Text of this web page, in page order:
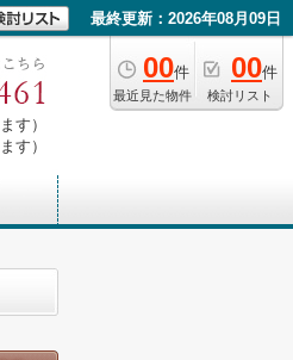
最終更新：2026年08月09日
00件
最近見た物件
00件
検討リスト
す）
す）